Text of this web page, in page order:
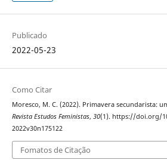
Publicado
2022-05-23
Como Citar
Moresco, M. C. (2022). Primavera secundarista:
Revista Estudos Feministas, 30(1). https://doi.org/
2022v30n175122
Fomatos de Citação